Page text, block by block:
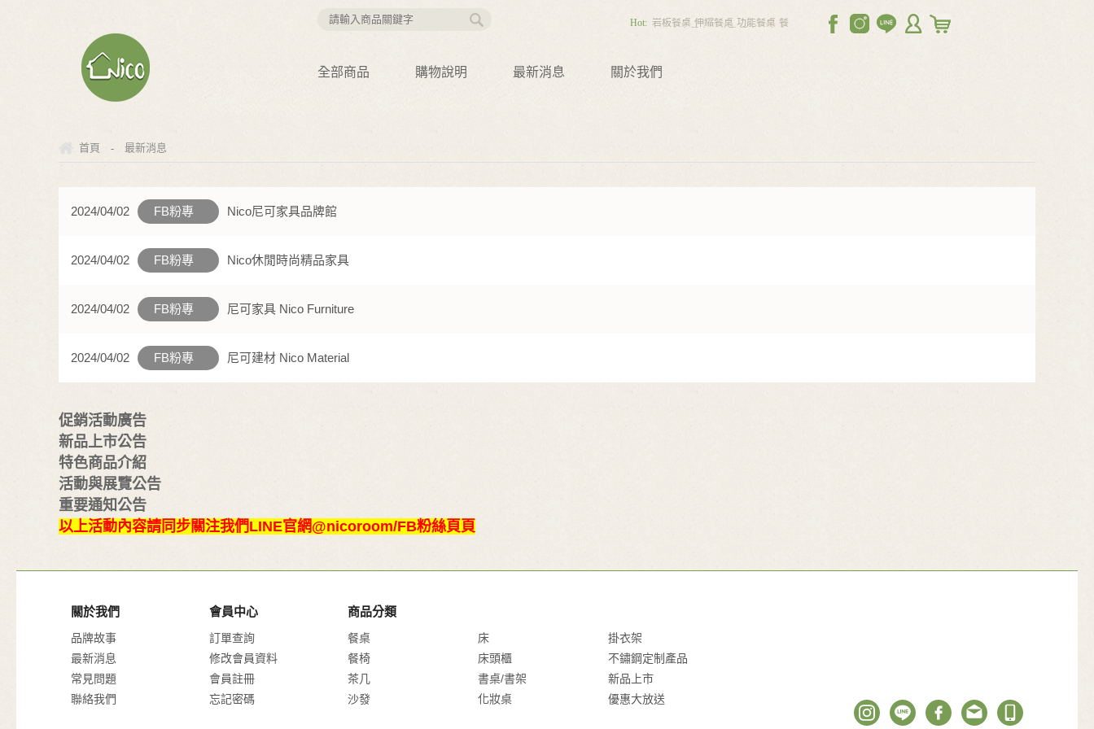
全部商品 購物說明 最新消息 關於我們
Hot: 岩板餐桌 伸縮餐桌 功能餐桌 餐
首頁 - 最新消息
2024/04/02 FB粉專 Nico尼可家具品牌館
2024/04/02 FB粉專 Nico休閒時尚精品家具
2024/04/02 FB粉專 尼可家具 Nico Furniture
2024/04/02 FB粉專 尼可建材 Nico Material
促銷活動廣告
新品上市公告
特色商品介紹
活動與展覽公告
重要通知公告
以上活動內容請同步關注我們LINE官網@nicoroom/FB粉絲頁頁
關於我們
品牌故事
最新消息
常見問題
聯絡我們
會員中心
訂單查詢
修改會員資料
會員註冊
忘記密碼
商品分類
餐桌
餐椅
茶几
沙發
床
床頭櫃
書桌/書架
化妝桌
掛衣架
不鏽鋼定制產品
新品上市
優惠大放送